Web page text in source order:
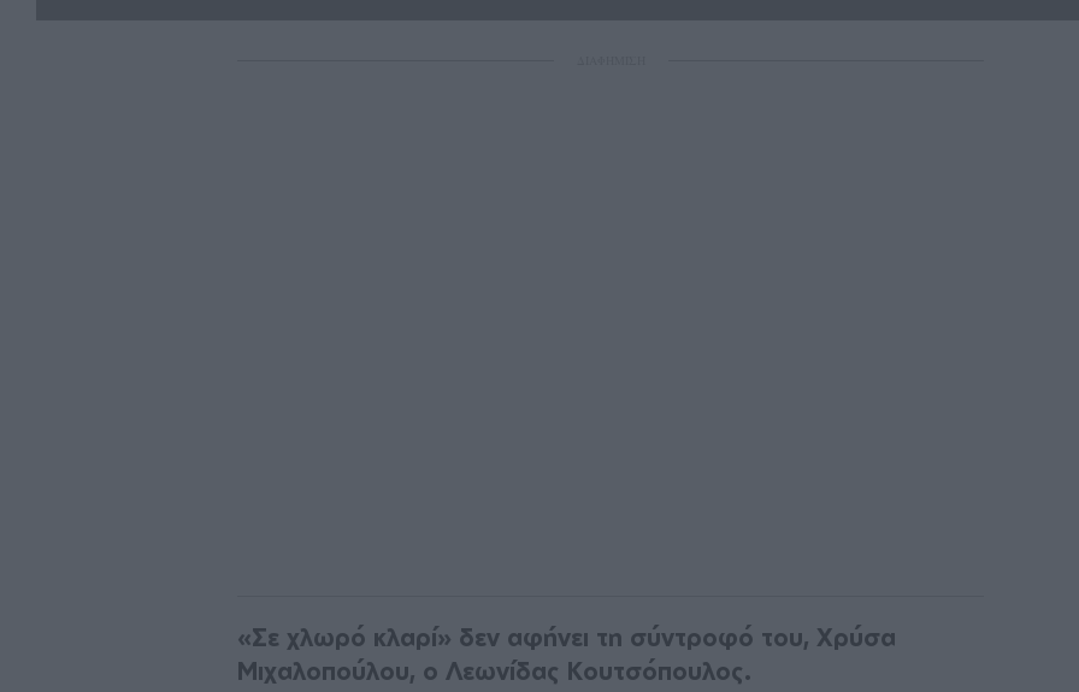
«Σε χλωρό κλαρί» δεν αφήνει τη σύντροφό του, Χρύσα
Μιχαλοπούλου, ο Λεωνίδας Κουτσόπουλος.